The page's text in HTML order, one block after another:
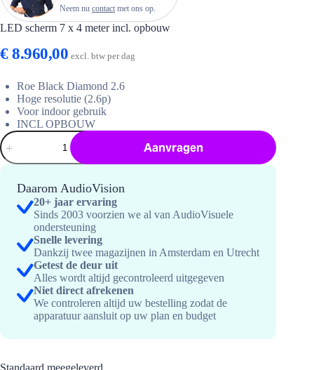
Neem nu contact met ons op.
LED scherm 7 x 4 meter incl. opbouw
€8.960,00 excl. btw per dag
Roe Black Diamond 2.6
Hoge resolutie (2.6p)
Voor indoor gebruik
INCL OPBOUW
LED
scherm
7
x
meter
incl.
opbouw
hoeveelheid
Aanvragen
Daarom AudioVision
20+ jaar ervaring
Sinds 2003 voorzien we al van AudioVisuele
ondersteuning
Snelle levering
Dankzij twee magazijnen in Amsterdam en Utrecht
Getest de deur uit
Alles wordt altijd gecontroleerd uitgegeven
Niet direct afrekenen
We controleren altijd uw bestelling zodat de
apparatuur aansluit op uw plan en budget